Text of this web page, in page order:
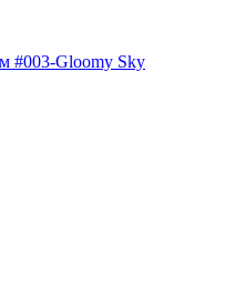
#003-Gloomy Sky